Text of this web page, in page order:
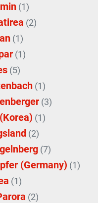
(1)
(2)
(1)
(1)
(5)
(1)
(3)
(1)
(2)
(7)
(Germany) (1)
(1)
(2)